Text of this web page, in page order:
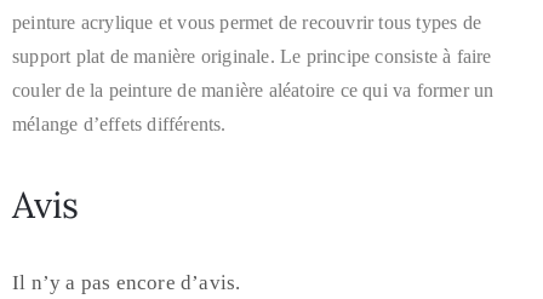
peinture acrylique et vous permet de recouvrir tous types de
support plat de manière originale. Le principe consiste à faire
couler de la peinture de manière aléatoire ce qui va former un
mélange d’effets différents.
Avis
Il n’y a pas encore d’avis.